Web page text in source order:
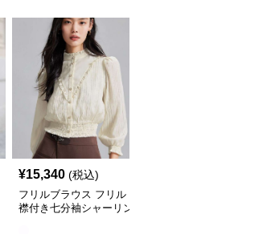
¥15,340 (税込)
フリルブラウス フリル
襟付き七分袖シャーリン